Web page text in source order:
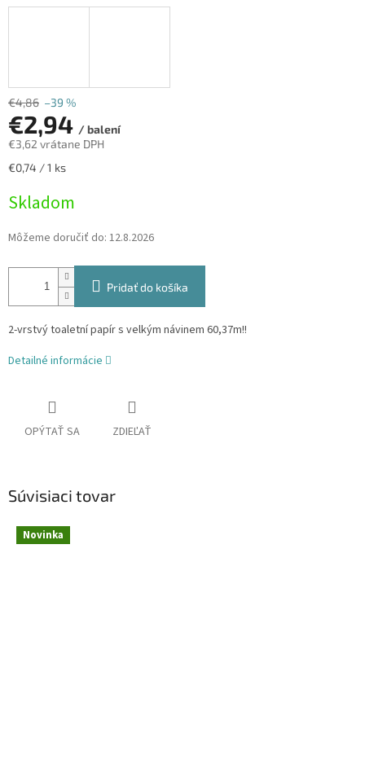
€4,86 –39 %
€2,94 / balení
€3,62 vrátane DPH
Jednotková
€0,74 / 1 ks
Skladom
Môžeme doručiť do: 12.8.2026
Pridať do košíka
2-vrstvý toaletní papír s velkým návinem 60,37m!!
Detailné informácie
OPÝTAŤ SA ZDIEĽAŤ
Súvisiaci tovar
Novinka